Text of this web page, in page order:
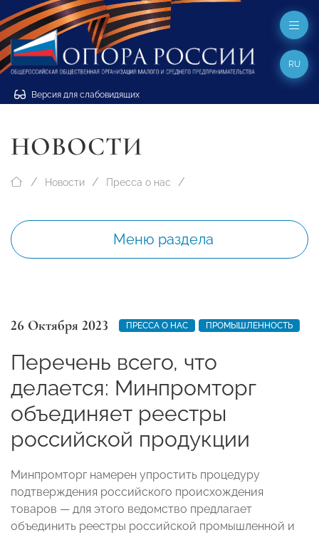
Версия для слабовидящих
RU
НОВОСТИ
Новости Пресса о нас
Меню раздела
26 Октября 2023 ПРЕССА О НАС ПРОМЫШЛЕННОСТЬ
Перечень всего, что
делается: Минпромторг
объединяет реестры
российской продукции
Минпромторг намерен упростить процедуру
подтверждения российского происхождения
товаров — для этого ведомство предлагает
объединить реестры российской промышленной и